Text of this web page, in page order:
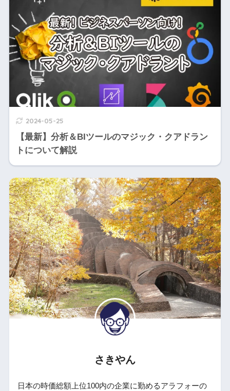
2024-05-25
【最新】分析＆BIツールのマジック・クアドラン
トについて解説
さきやん
日本の時価総額上位100内の企業に勤めるアラフォーの